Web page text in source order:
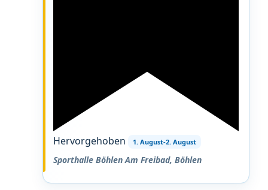
Hervorgehoben 1. August-2. August
Sporthalle BöhlenAm Freibad, Böhlen